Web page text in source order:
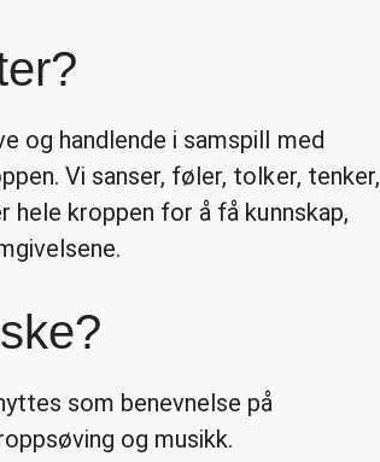
og handlende i samspill med
Vi sanser, føler, tolker, tenker,
hele kroppen for å få kunnskap,
som benevnelse på
og musikk.